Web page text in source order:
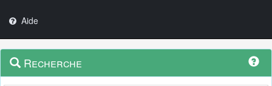
Aide
Navigation
outils
Menu
contextuel
Recherche